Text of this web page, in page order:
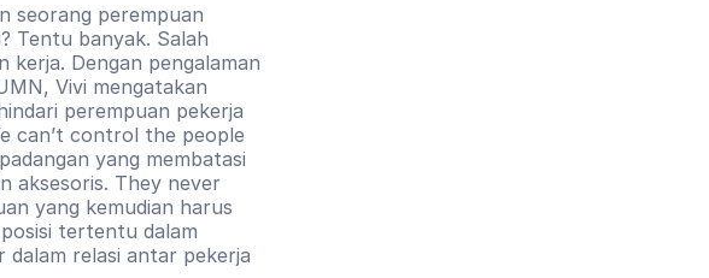
seorang perempuan
Tentu banyak. Salah
kerja. Dengan pengalaman
Vivi mengatakan
perempuan pekerja
can’t control the people
yang membatasi
aksesoris. They never
yang kemudian harus
tertentu dalam
dalam relasi antar pekerja